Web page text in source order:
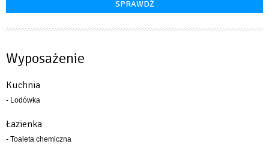
Wyposażenie
Kuchnia
- Lodówka
Łazienka
- Toaleta chemiczna